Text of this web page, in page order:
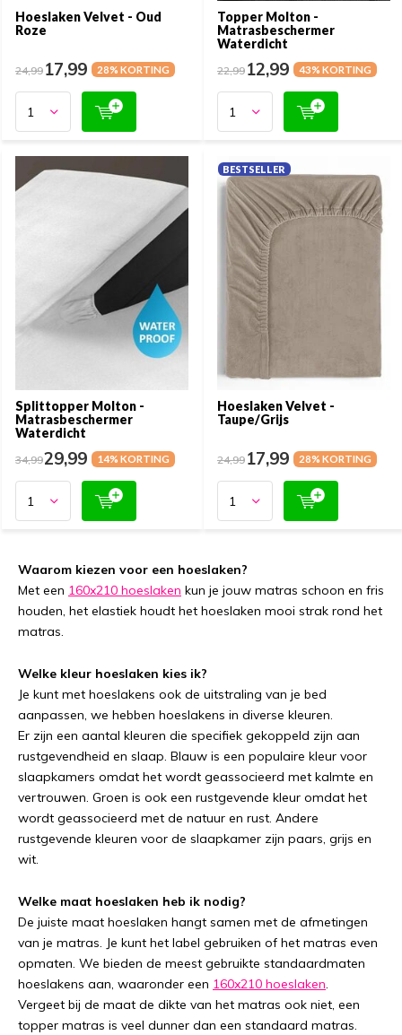
Hoeslaken Velvet - Oud
Roze
24,9917,99 28% KORTING
Topper Molton -
Matrasbeschermer
Waterdicht
22,9912,99 43% KORTING
Splittopper Molton -
Matrasbeschermer
Waterdicht
34,9929,99 14% KORTING
Hoeslaken Velvet -
Taupe/Grijs
BESTSELLER
24,9917,99 28% KORTING
Waarom kiezen voor een hoeslaken?
Met een 160x210 hoeslaken kun je jouw matras schoon en fris
houden, het elastiek houdt het hoeslaken mooi strak rond het
matras.
Welke kleur hoeslaken kies ik?
Je kunt met hoeslakens ook de uitstraling van je bed
aanpassen, we hebben hoeslakens in diverse kleuren.
Er zijn een aantal kleuren die specifiek gekoppeld zijn aan
rustgevendheid en slaap. Blauw is een populaire kleur voor
slaapkamers omdat het wordt geassocieerd met kalmte en
vertrouwen. Groen is ook een rustgevende kleur omdat het
wordt geassocieerd met de natuur en rust. Andere
rustgevende kleuren voor de slaapkamer zijn paars, grijs en
wit.
Welke maat hoeslaken heb ik nodig?
De juiste maat hoeslaken hangt samen met de afmetingen
van je matras. Je kunt het label gebruiken of het matras even
opmaten. We bieden de meest gebruikte standaardmaten
hoeslakens aan, waaronder een 160x210 hoeslaken.
Vergeet bij de maat de dikte van het matras ook niet, een
topper matras is veel dunner dan een standaard matras.